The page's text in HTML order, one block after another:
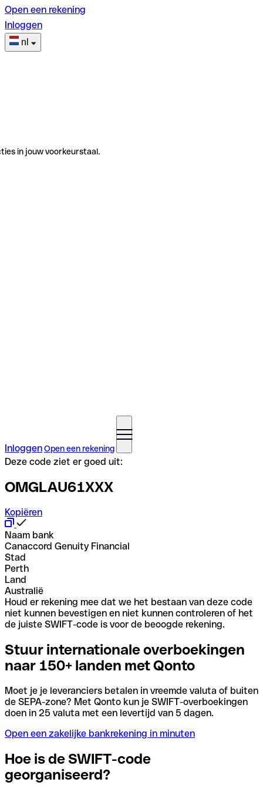
Open een rekening
Inloggen
nl
in jouw voorkeurstaal.
InloggenOpen een rekening
Deze code ziet er goed uit:
OMGLAU61XXX
Kopiëren
Naam bank
Canaccord Genuity Financial
Stad
Perth
Land
Australië
Houd er rekening mee dat we het bestaan van deze code
niet kunnen bevestigen en niet kunnen controleren of het
de juiste SWIFT-code is voor de beoogde rekening.
Stuur internationale overboekingen
naar 150+ landen met Qonto
Moet je je leveranciers betalen in vreemde valuta of buiten
de SEPA-zone? Met Qonto kun je SWIFT-overboekingen
doen in 25 valuta met een levertijd van 5 dagen.
Open een zakelijke bankrekening in minuten
Hoe is de SWIFT-code
georganiseerd?